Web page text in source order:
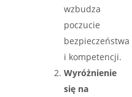
wzbudza
poczucie
bezpieczeństwa
i kompetencji.
Wyróżnienie
się na